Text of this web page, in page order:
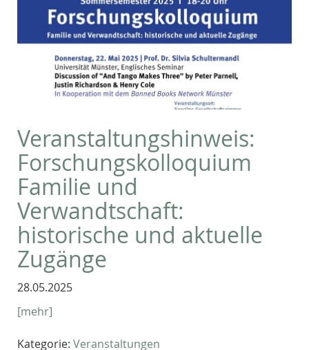
Veranstaltungshinweis:
Forschungskolloquium
Familie und
Verwandtschaft:
historische und aktuelle
Zugänge
28.05.2025
[mehr]
Kategorie: Veranstaltungen